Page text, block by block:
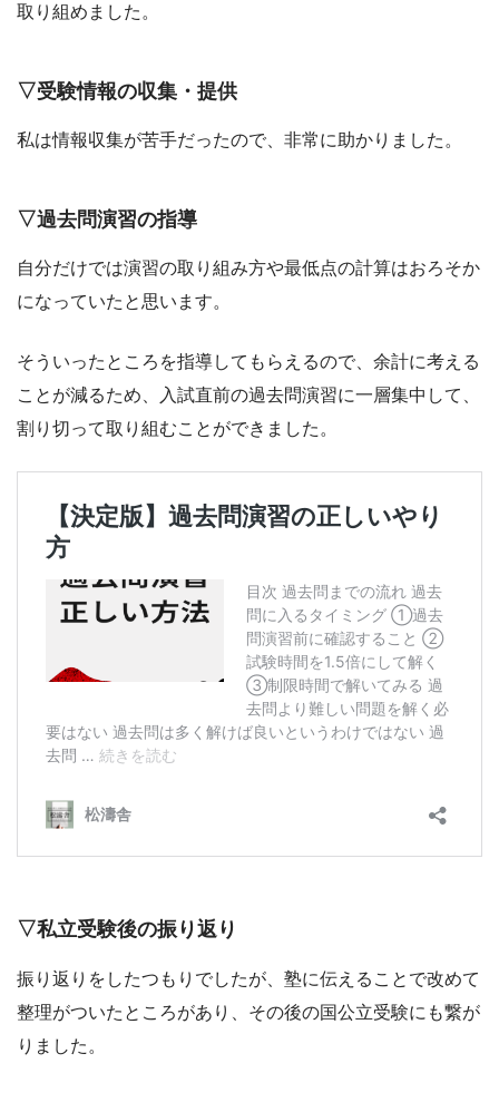
取り組めました。
▽受験情報の収集・提供
私は情報収集が苦手だったので、非常に助かりました。
▽過去問演習の指導
自分だけでは演習の取り組み方や最低点の計算はおろそか
になっていたと思います。
そういったところを指導してもらえるので、余計に考える
ことが減るため、入試直前の過去問演習に一層集中して、
割り切って取り組むことができました。
▽私立受験後の振り返り
振り返りをしたつもりでしたが、塾に伝えることで改めて
整理がついたところがあり、その後の国公立受験にも繋が
りました。